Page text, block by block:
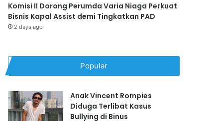
Komisi II Dorong Perumda Varia Niaga Perkuat
Bisnis Kapal Assist demi Tingkatkan PAD
2 days ago
Popular
Anak Vincent Rompies
Diduga Terlibat Kasus
Bullying di Binus